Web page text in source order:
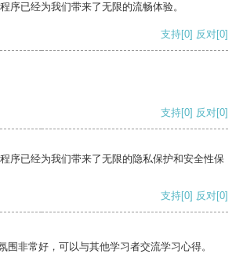
序已经为我们带来了无限的流畅体验。
支持[0] 反对[0]
支持[0] 反对[0]
序已经为我们带来了无限的隐私保护和安全性保
支持[0] 反对[0]
围非常好，可以与其他学习者交流学习心得。